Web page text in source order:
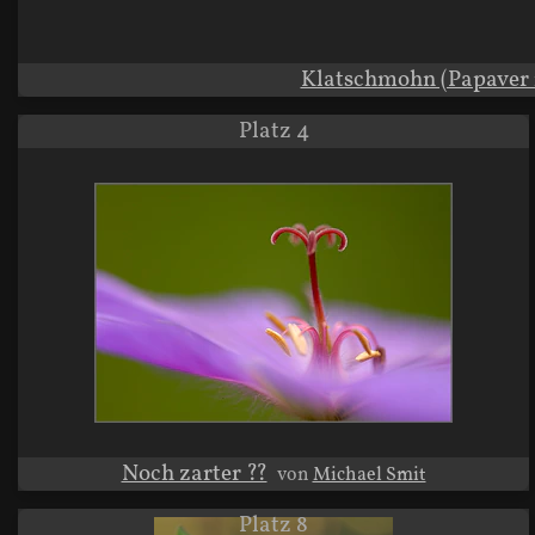
Klatschmohn (Papaver
Platz 4
Noch zarter ?? vonMichael Smit
Platz 8